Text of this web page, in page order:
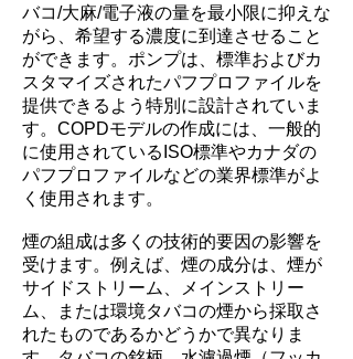
バコ/大麻/電子液の量を最小限に抑えな
がら、希望する濃度に到達させること
ができます。ポンプは、標準およびカ
スタマイズされたパフプロファイルを
提供できるよう特別に設計されていま
す。COPDモデルの作成には、一般的
に使用されているISO標準やカナダの
パフプロファイルなどの業界標準がよ
く使用されます。
煙の組成は多くの技術的要因の影響を
受けます。例えば、煙の成分は、煙が
サイドストリーム、メインストリー
ム、または環境タバコの煙から採取さ
れたものであるかどうかで異なりま